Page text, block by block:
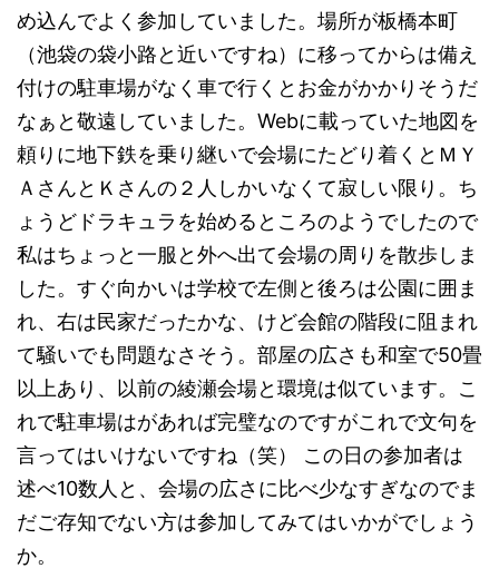
め込んでよく参加していました。場所が板橋本町
（池袋の袋小路と近いですね）に移ってからは備え
付けの駐車場がなく車で行くとお金がかかりそうだ
なぁと敬遠していました。Webに載っていた地図を
頼りに地下鉄を乗り継いで会場にたどり着くとＭＹ
ＡさんとＫさんの２人しかいなくて寂しい限り。ち
ょうどドラキュラを始めるところのようでしたので
私はちょっと一服と外へ出て会場の周りを散歩しま
した。すぐ向かいは学校で左側と後ろは公園に囲ま
れ、右は民家だったかな、けど会館の階段に阻まれ
て騒いでも問題なさそう。部屋の広さも和室で50畳
以上あり、以前の綾瀬会場と環境は似ています。こ
れで駐車場はがあれば完璧なのですがこれで文句を
言ってはいけないですね（笑） この日の参加者は
述べ10数人と、会場の広さに比べ少なすぎなのでま
だご存知でない方は参加してみてはいかがでしょう
か。